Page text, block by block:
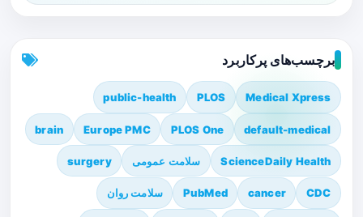
برچسب‌های پرکاربرد
Medical Xpress
PLOS
public-health
default-medical
PLOS One
Europe PMC
brain
ScienceDaily Health سلامت عمومی surgery
CDC
cancer
PubMed سلامت روان